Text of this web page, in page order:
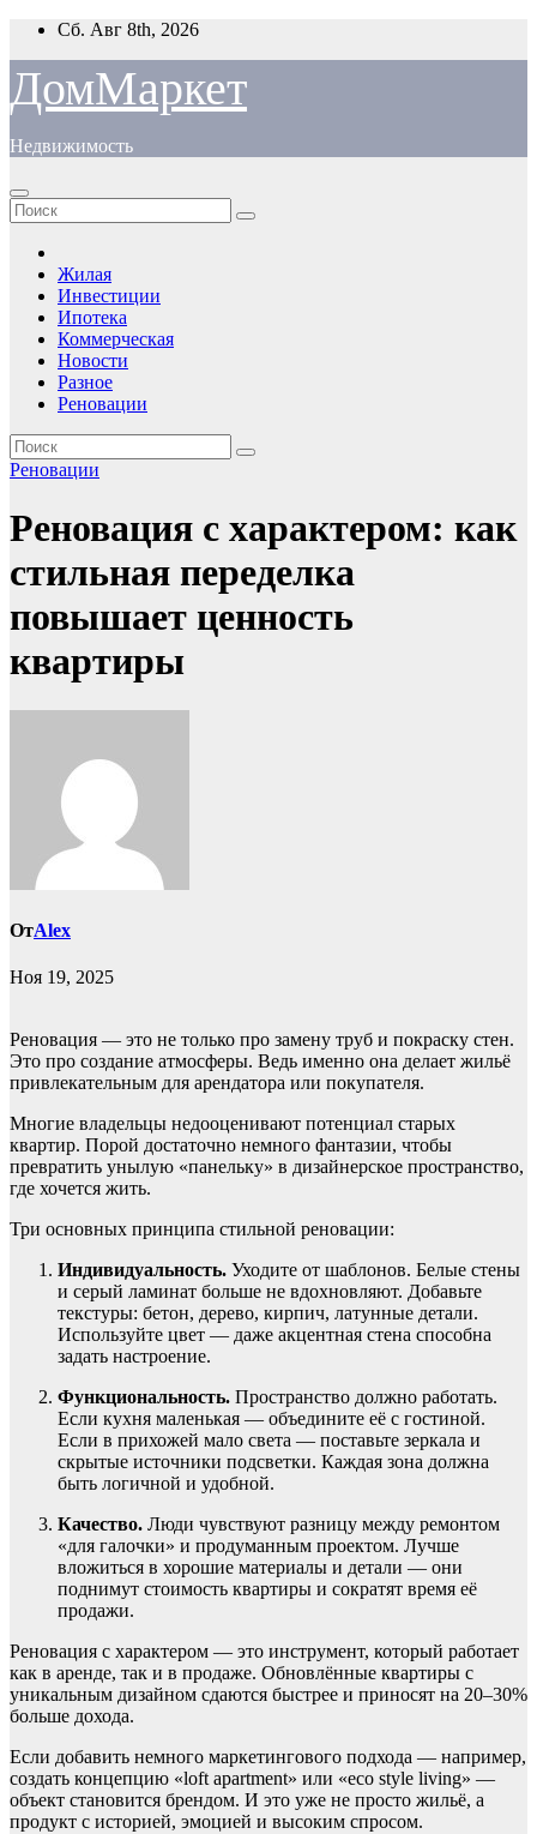
Перейти
содержимому
Сб. Авг 8th, 2026
ДомМаркет
Недвижимость
Жилая
Инвестиции
Ипотека
Коммерческая
Новости
Разное
Реновации
Реновации
Реновация с характером: как
стильная переделка
повышает ценность
квартиры
ОтAlex
Ноя 19, 2025
Реновация — это не только про замену труб и покраску стен.
Это про создание атмосферы. Ведь именно она делает жильё
привлекательным для арендатора или покупателя.
Многие владельцы недооценивают потенциал старых
квартир. Порой достаточно немного фантазии, чтобы
превратить унылую «панельку» в дизайнерское пространство,
где хочется жить.
Три основных принципа стильной реновации:
Индивидуальность. Уходите от шаблонов. Белые стены
и серый ламинат больше не вдохновляют. Добавьте
текстуры: бетон, дерево, кирпич, латунные детали.
Используйте цвет — даже акцентная стена способна
задать настроение.
Функциональность. Пространство должно работать.
Если кухня маленькая — объедините её с гостиной.
Если в прихожей мало света — поставьте зеркала и
скрытые источники подсветки. Каждая зона должна
быть логичной и удобной.
Качество. Люди чувствуют разницу между ремонтом
«для галочки» и продуманным проектом. Лучше
вложиться в хорошие материалы и детали — они
поднимут стоимость квартиры и сократят время её
продажи.
Реновация с характером — это инструмент, который работает
как в аренде, так и в продаже. Обновлённые квартиры с
уникальным дизайном сдаются быстрее и приносят на 20–30%
больше дохода.
Если добавить немного маркетингового подхода — например,
создать концепцию «loft apartment» или «eco style living» —
объект становится брендом. И это уже не просто жильё, а
продукт с историей, эмоцией и высоким спросом.